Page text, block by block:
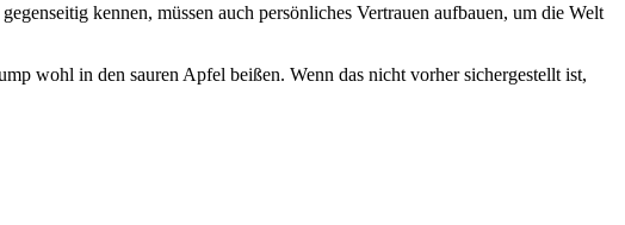
kennen, müssen auch persönliches Vertrauen aufbauen, um die Welt
wohl in den sauren Apfel beißen. Wenn das nicht vorher sichergestellt ist,